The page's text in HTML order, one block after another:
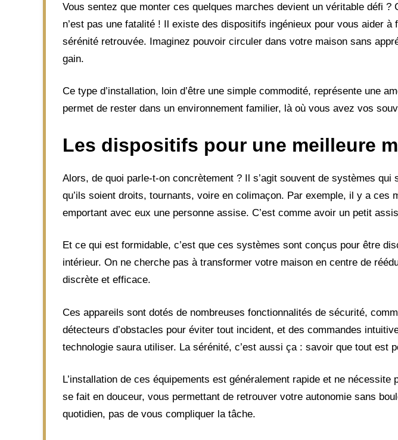
Vous sentez que monter ces quelques marches devient un véritable défi ?
n’est pas une fatalité ! Il existe des dispositifs ingénieux pour vous aider
sérénité retrouvée. Imaginez pouvoir circuler dans votre maison sans
gain.
Ce type d’installation, loin d’être une simple commodité, représente une
permet de rester dans un environnement familier, là où vous avez vos
Les dispositifs pour une meilleure
Alors, de quoi parle-t-on concrètement ? Il s’agit souvent de systèmes qui
qu’ils soient droits, tournants, voire en colimaçon. Par exemple, il y a ces
emportant avec eux une personne assise. C’est comme avoir un petit
Et ce qui est formidable, c’est que ces systèmes sont conçus pour être
intérieur. On ne cherche pas à transformer votre maison en centre de
discrète et efficace.
Ces appareils sont dotés de nombreuses fonctionnalités de sécurité,
détecteurs d’obstacles pour éviter tout incident, et des commandes
technologie saura utiliser. La sérénité, c’est aussi ça : savoir que tout est
L’installation de ces équipements est généralement rapide et ne
se fait en douceur, vous permettant de retrouver votre autonomie sans
quotidien, pas de vous compliquer la tâche.